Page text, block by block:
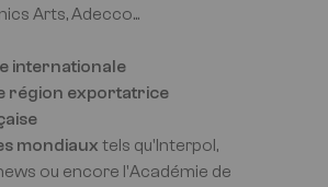
Arts, Adecco...
internationale
région exportatrice
mondiaux tels qu'Interpol,
ou encore l'Académie de